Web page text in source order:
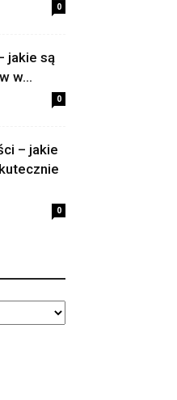
0
jakie są
w...
0
– jakie
0